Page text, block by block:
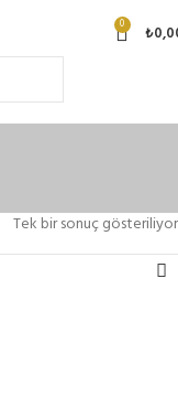
0 ₺
Tek bir sonuç gösteriliyor